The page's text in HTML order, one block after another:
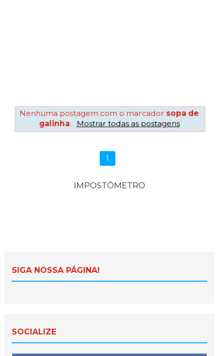
Nenhuma postagem com o marcador sopa de
galinha. Mostrar todas as postagens
1
IMPOSTÔMETRO
SIGA NOSSA PÁGINA!
SOCIALIZE